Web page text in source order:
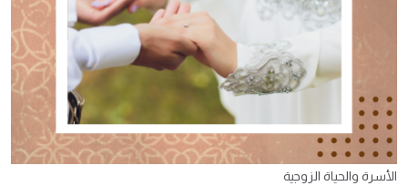
الأسرة والحياة الزوجية